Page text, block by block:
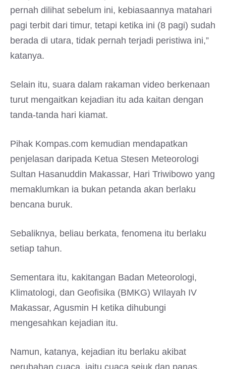
pernah dilihat sebelum ini, kebiasaannya matahari
pagi terbit dari timur, tetapi ketika ini (8 pagi) sudah
berada di utara, tidak pernah terjadi peristiwa ini,”
katanya.
Selain itu, suara dalam rakaman video berkenaan
turut mengaitkan kejadian itu ada kaitan dengan
tanda-tanda hari kiamat.
Pihak Kompas.com kemudian mendapatkan
penjelasan daripada Ketua Stesen Meteorologi
Sultan Hasanuddin Makassar, Hari Triwibowo yang
memaklumkan ia bukan petanda akan berlaku
bencana buruk.
Sebaliknya, beliau berkata, fenomena itu berlaku
setiap tahun.
Sementara itu, kakitangan Badan Meteorologi,
Klimatologi, dan Geofisika (BMKG) WIlayah IV
Makassar, Agusmin H ketika dihubungi
mengesahkan kejadian itu.
Namun, katanya, kejadian itu berlaku akibat
perubahan cuaca, iaitu cuaca sejuk dan panas.